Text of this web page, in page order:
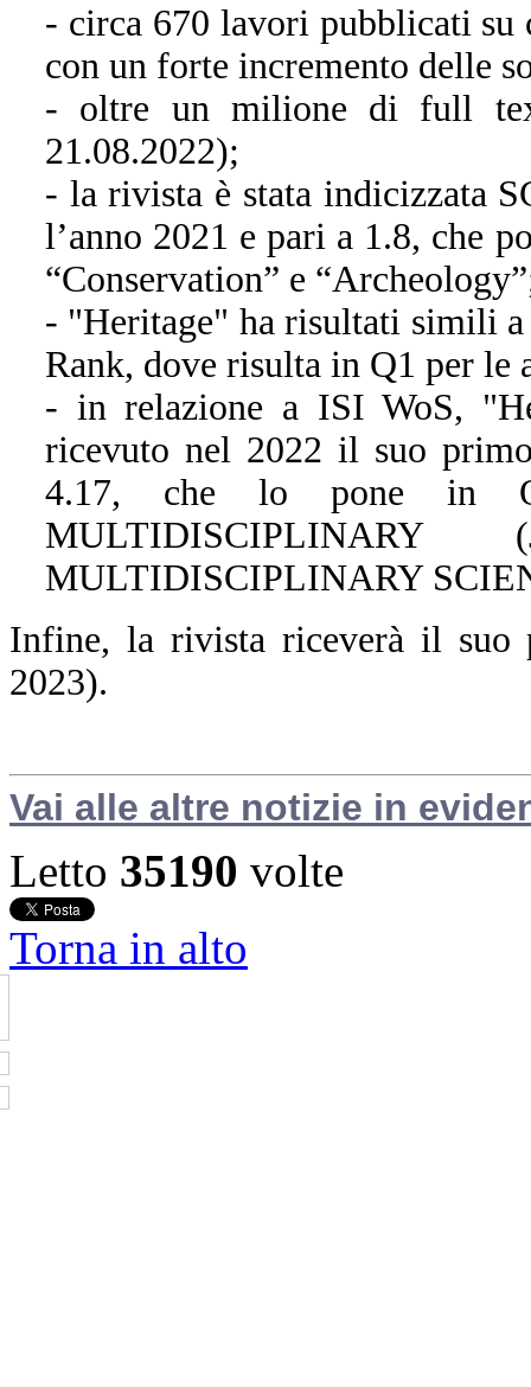
- circa 670 lavori pubblicati su
con un forte incremento delle
- oltre un milione di full
21.08.2022);
- la rivista è stata indicizzata
l’anno 2021 e pari a 1.8, che
“Conservation” e
- "Heritage" ha risultati simili
Rank, dove risulta in Q1 per le
- in relazione a ISI WoS,
ricevuto nel 2022 il suo
4.17, che lo pone in
MULTIDISCIPLINARY
Infine, la rivista riceverà il suo
2023).
Vai alle altre notizie in
Letto 35190 volte
Torna in alto